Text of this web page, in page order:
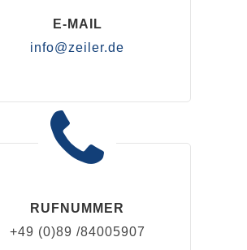
E-MAIL
info@zeiler.de
RUFNUMMER
+49 (0)89 /84005907